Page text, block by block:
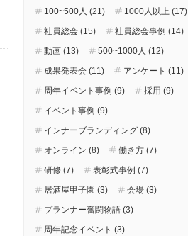
100~500人 (21)
1000人以上 (17)
社員総会 (15)
社員総会事例 (14)
動画 (13)
500~1000人 (12)
成果発表会 (11)
アンケート (11)
周年イベント事例 (9)
採用 (9)
イベント事例 (9)
インナーブランディング (8)
オンライン (8)
働き方 (7)
研修 (7)
表彰式事例 (7)
居酒屋甲子園 (3)
会場 (3)
プランナー奮闘物語 (3)
周年記念イベント (3)